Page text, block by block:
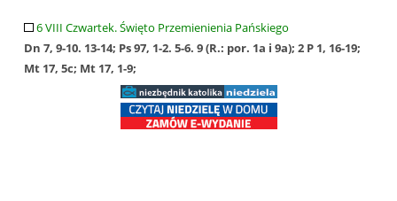
6 VIII Czwartek. Święto Przemienienia Pańskiego
Dn 7, 9-10. 13-14; Ps 97, 1-2. 5-6. 9 (R.: por. 1a i 9a); 2 P 1, 16-19;
Mt 17, 5c; Mt 17, 1-9;